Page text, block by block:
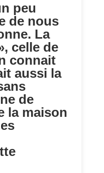
peu
de nous
La
celle de
connait
aussi la
de
la maison